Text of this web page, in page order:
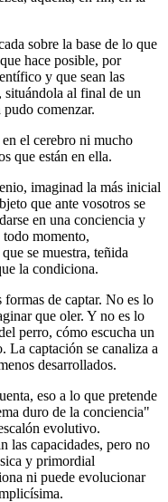
sobre la base de lo que
hace posible, por
y que sean las
situándola al final de un
comenzar.
el cerebro ni mucho
que están en ella.
imaginad la más inicial
que ante vosotros se
en una conciencia y
todo momento,
se muestra, teñida
la condiciona.
formas de captar. No es lo
que oler. Y no es lo
perro, cómo escucha un
La captación se canaliza a
desarrollados.
eso a lo que pretende
duro de la conciencia"
evolutivo.
las capacidades, pero no
y primordial
ni puede evolucionar